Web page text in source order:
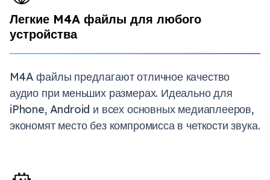
Легкие M4A файлы для любого
устройства
M4A файлы предлагают отличное качество
аудио при меньших размерах. Идеально для
iPhone, Android и всех основных медиаплееров,
экономят место без компромисса в четкости звука.